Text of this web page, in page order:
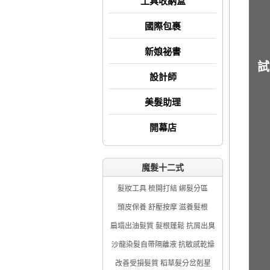
國際包裹
新娘祕書
設計師
美髮助理
開幕店
魔髮十二式
髮妝工具 梳開打結 綁髮分區
頭皮保養 舒壓按摩 滋養髮根
扁塌出油髮質 髮根蓬鬆 抗屑出臭
沙龍染髮自帶隔離液 抗敏感乾燥
改善受損髮質 稻草髮分岔剋星